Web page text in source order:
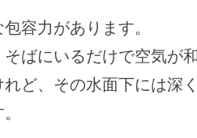
容力があります。
ばにいるだけで空気が
ど、その水面下には深